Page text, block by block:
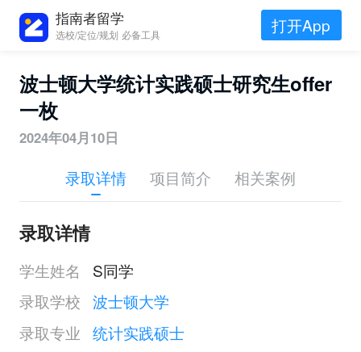
指南者留学
选校/定位/规划 必备工具 打开App
波士顿大学统计实践硕士研究生offer
一枚
2024年04月10日
录取详情 项目简介 相关案例
录取详情
学生姓名
S同学
录取学校 波士顿大学
录取专业 统计实践硕士